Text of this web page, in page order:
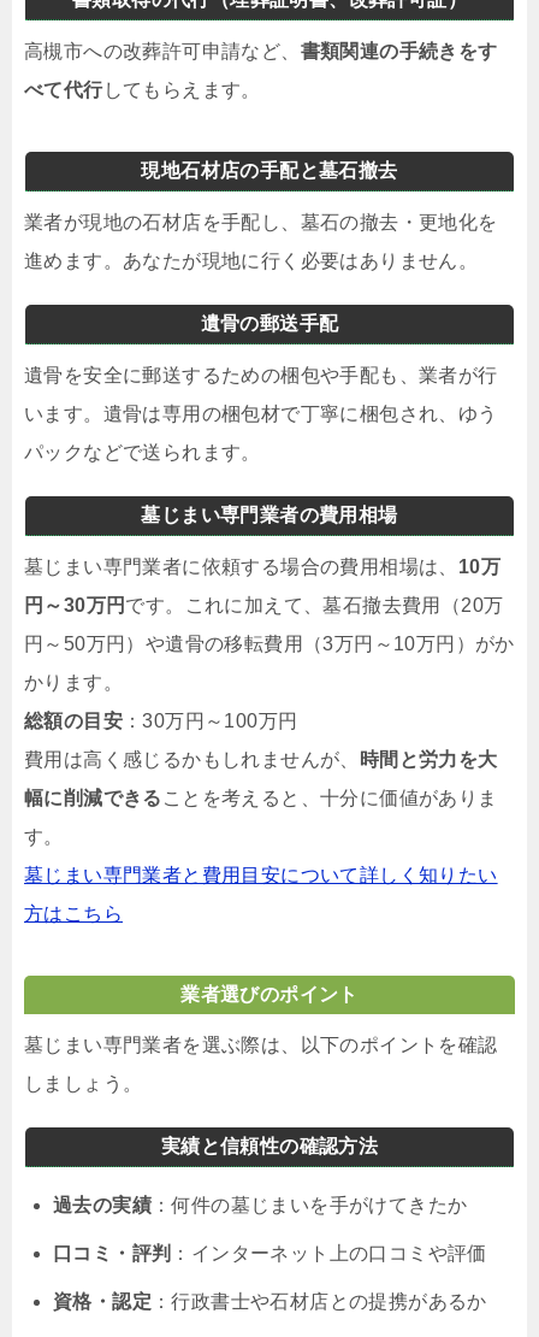
高槻市への改葬許可申請など、 書類関連の手続きをす
べて代行してもらえます。
現地石材店の手配と墓石撤去
業者が現地の石材店を手配し、墓石の撤去・更地化を
進めます。あなたが現地に行く必要はありません。
遺骨の郵送手配
遺骨を安全に郵送するための梱包や手配も、業者が行
います。遺骨は専用の梱包材で丁寧に梱包され、ゆう
パックなどで送られます。
墓じまい専門業者の費用相場
墓じまい専門業者に依頼する場合の費用相場は、 10万
円～30万円 です。これに加えて、墓石撤去費用（20万
円～50万円）や遺骨の移転費用（3万円～10万円）がか
かります。
総額の目安 ：30万円～100万円
費用は高く感じるかもしれませんが、
時間と労力を大
幅に削減できる ことを考えると、十分に価値がありま
す。
墓じまい専門業者と費用目安について詳しく知りたい
方はこちら
業者選びのポイント
墓じまい専門業者を選ぶ際は、以下のポイントを確認
しましょう。
実績と信頼性の確認方法
過去の実績 ：何件の墓じまいを手がけてきたか
口コミ・評判 ：インターネット上の口コミや評価
資格・認定 ：行政書士や石材店との提携があるか